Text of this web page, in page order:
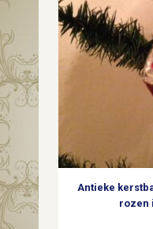
Antieke
rozen